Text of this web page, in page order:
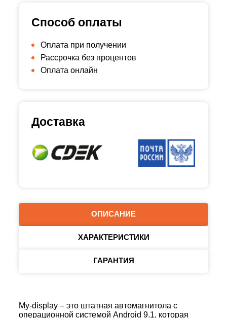
ОПИСАНИЕ
ХАРАКТЕРИСТИКИ
ГАРАНТИЯ
My-display – это штатная автомагнитола с
операционной системой Android 9.1, которая
Способ оплаты
Оплата при получении
Рассрочка без процентов
Оплата онлайн
Доставка